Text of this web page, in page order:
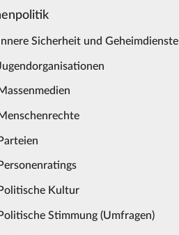
Innere Sicherheit und Geheimdienste
Massenmedien
Menschenrechte
Parteien
Personenratings
Politische Kultur
Stimmung (Umfragen)